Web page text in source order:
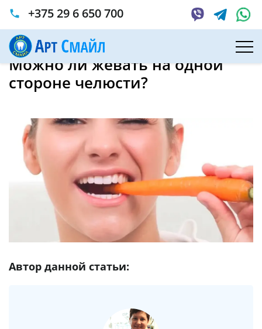
phone +375 29 6 650 700
Можно ли жевать на одной стороне челюсти?
Можно ли жевать на одной
стороне челюсти?
Автор данной статьи: